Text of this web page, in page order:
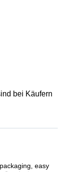
bei Käufern
easy